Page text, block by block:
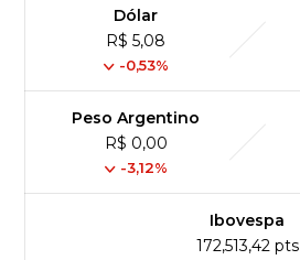
Dólar
R$ 5,08
-0,53%
Peso Argentino
R$ 0,00
-3,12%
Ibovespa
172,513,42 pts